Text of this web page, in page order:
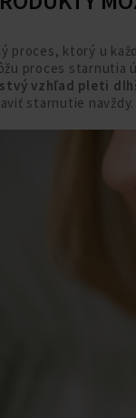
proces, ktorý u
proces starnutia
vzhľad pleti
starnutie navždy.